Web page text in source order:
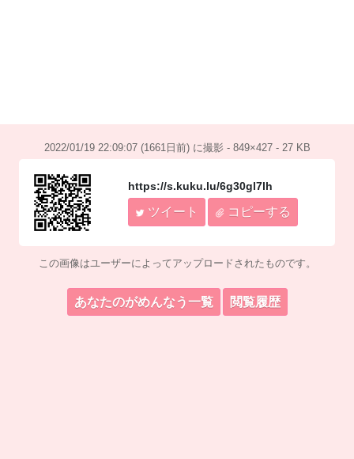
2022/01/19 22:09:07 (1661日前) に撮影 - 849×427 - 27 KB
https://s.kuku.lu/6g30gl7lh
ツイート コピーする
この画像はユーザーによってアップロードされたものです。
あなたのがめんなう一覧 閲覧履歴